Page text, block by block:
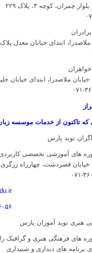
نشانی:
تاکنون از خدمات موسسه زبان
نوید پارس
دوره های آموزشی تخصصی کاربردی
خیابان قصردشت، چهارراه
هنری نوید آموزان پارس
های فرهنگی هنری و گرافیک
برنامه های دیداری و شنیداری